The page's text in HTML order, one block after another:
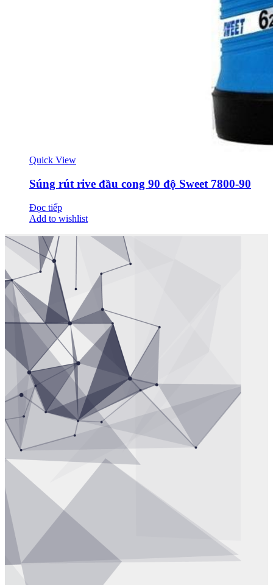
Quick View
Súng rút rive đầu cong 90 độ Sweet 7800-90
Đọc tiếp
Add to wishlist